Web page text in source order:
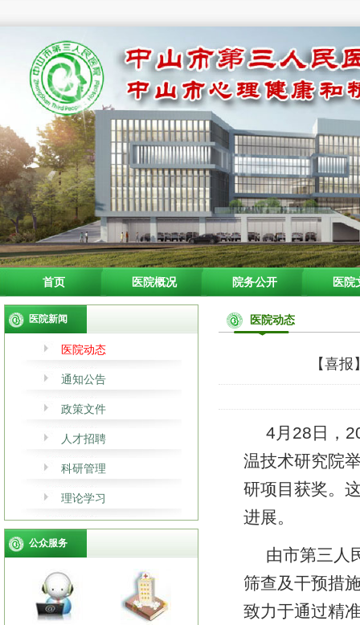
首页 医院概况 院务公开 医院
医院新闻
医院动态
通知公告
政策文件
人才招聘
科研管理
理论学习
公众服务
医院动态
【喜
4月 28 日，
温技术研究院
研项目获奖。
进展。
由市第三人
筛查及干预措
致力于通过精